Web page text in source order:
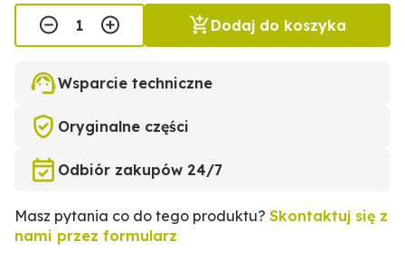
Dodaj do koszyka
Wsparcie techniczne
Oryginalne części
Odbiór zakupów 24/7
Masz pytania co do tego produktu? Skontaktuj się z
nami przez formularz